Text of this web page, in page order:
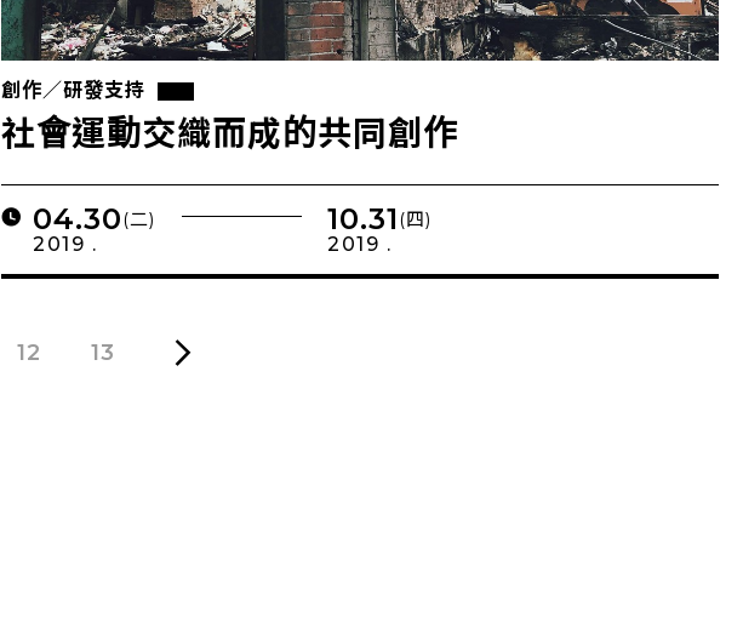
創作／研發支持
社會運動交織而成的共同創作
04.30(二)
2019 .
10.31 (四)
2019 .
12 13